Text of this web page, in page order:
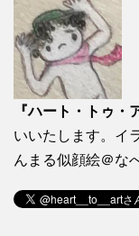
『ハート・トゥ・
いいたします。イ
んまる似顔絵＠な